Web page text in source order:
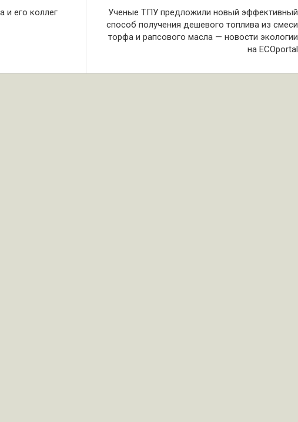
и его коллег
Ученые ТПУ предложили новый эффективный
способ получения дешевого топлива из смеси
торфа и рапсового масла — новости экологии
на ECOportal